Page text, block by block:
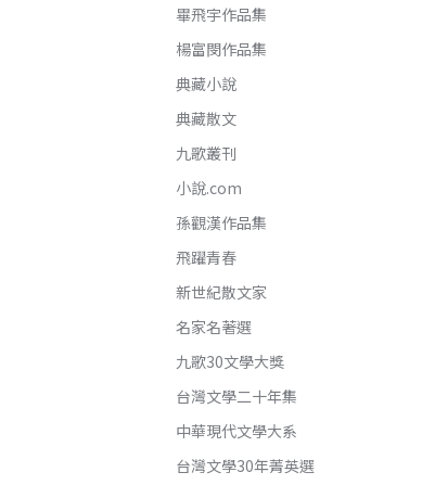
畢飛宇作品集
楊富閔作品集
典藏小說
典藏散文
九歌叢刊
小說.com
孫觀漢作品集
飛躍青春
新世紀散文家
名家名著選
九歌30文學大獎
台灣文學二十年集
中華現代文學大系
台灣文學30年菁英選